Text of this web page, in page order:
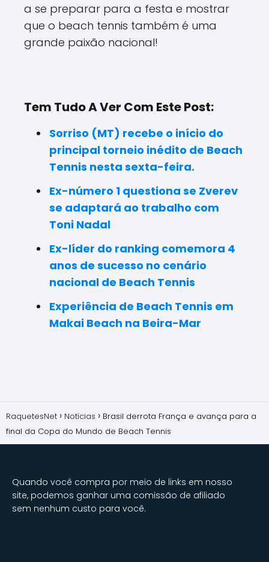
a se preparar para a festa e mostrar
que o beach tennis também é uma
grande paixão nacional!
Tem Tudo A Ver Com Este Post:
Sorriso (MT) recebe o início do
principal torneio inédito de Beach
Tennis nesta sexta-feira.
Ex-número 1 questiona se Zverev
se adaptará ao trabalho com
Toni Nadal
Ex-líder do ranking comemora 4
anos de sucesso no cenário
nacional de Beach Tennis
Experiência de Beach Tennis em
Makai Beach na Beira-Mar
RaquetesNet Notícias
Brasil derrota França e avança para a
final da Copa do Mundo de Beach Tennis
Quando você compra por meio de links em nosso
site, podemos ganhar uma comissão de afiliado
sem nenhum custo para você.